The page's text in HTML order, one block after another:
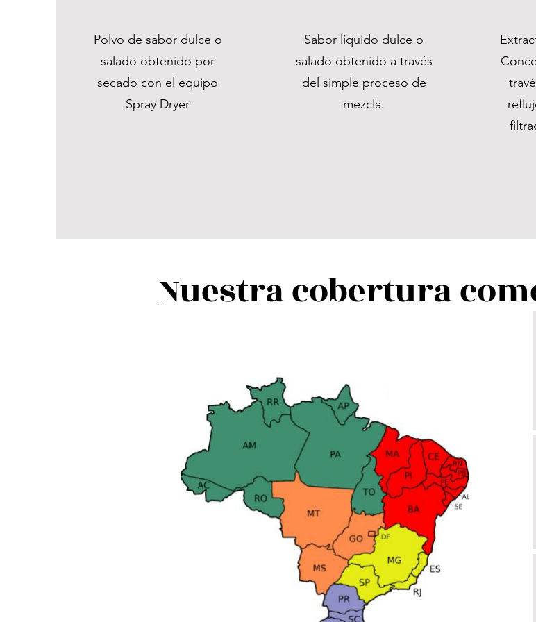
Polvo de sabor dulce o
salado obtenido por
secado con el equipo
Spray Dryer
Sabor líquido dulce o
salado obtenido a través
del simple proceso de
mezcla.
Nuestra cobertura